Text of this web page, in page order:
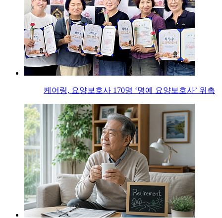
케어링, 요양보호사 170명 ‘명예 요양보호사’ 위촉